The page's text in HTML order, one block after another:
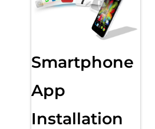
Smartphone
App
Installation